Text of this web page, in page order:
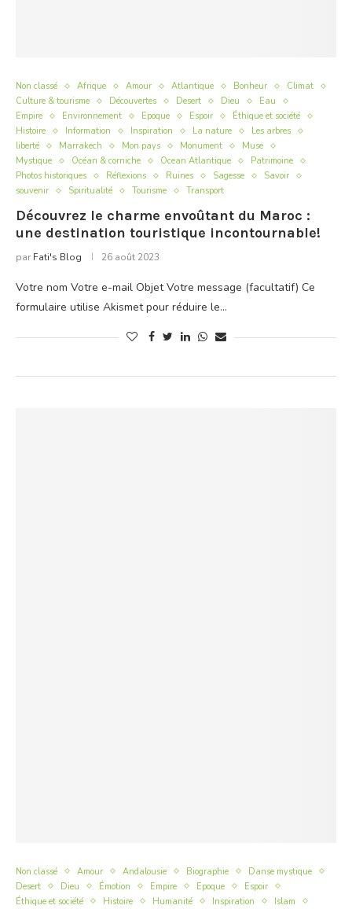
Non classé Afrique Amour Atlantique Bonheur
Climat
Culture & tourisme
Découvertes Desert Dieu
Eau
Empire
Environnement Epoque Espoir
Éthique et société
Histoire
Information Inspiration La nature
Les arbres
liberté
Marrakech Mon pays Monument
Muse
Mystique
Océan & corniche Ocean Atlantique
Patrimoine
Photos historiques
Réflexions Ruines Sagesse
Savoir
souvenir
Spiritualité Tourisme Transport
Découvrez le charme envoûtant du Maroc :
une destination touristique incontournable!
par Fati's Blog 26 août 2023
Votre nom Votre e-mail Objet Votre message (facultatif) Ce
formulaire utilise Akismet pour réduire le…
Non classé Amour Andalousie Biographie
Danse mystique
Desert
Dieu Émotion Empire Epoque
Espoir
Éthique et société
Histoire Humanité Inspiration Islam